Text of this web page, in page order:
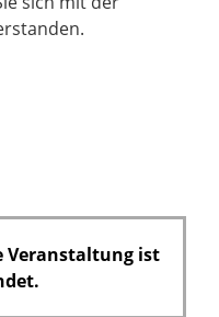
Veranstaltung ist